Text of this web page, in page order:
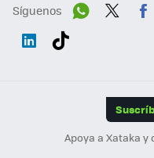
Síguenos
Apoya a Xataka